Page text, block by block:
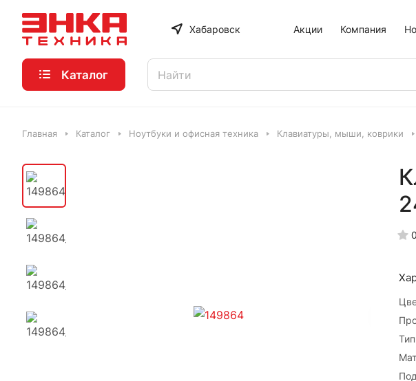
Хабаровск Акции Компания
Каталог
Главная Каталог Ноутбуки и офисная техника Клавиатуры, мыши, коврики
0